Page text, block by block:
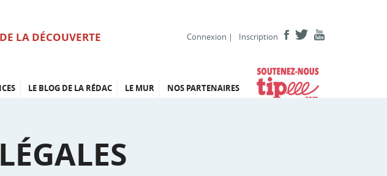
LA DÉCOUVERTE Connexion | Inscription
LE BLOG DE LA RÉDAC LE MUR NOS PARTENAIRES